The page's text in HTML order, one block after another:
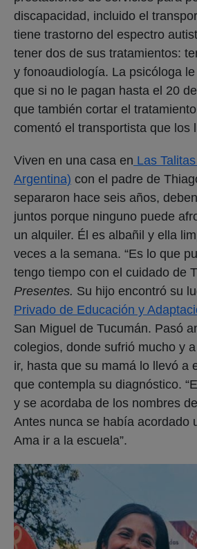
discapacidad, incluido el
tiene trastorno del espectro
tener dos de sus tratamientos:
y fonoaudiología. La psicóloga
que si no le pagan hasta el 20
que también cortar el
comentó el transportista que los
Viven en una casa en Las
Argentina) con el padre de
separaron hace seis años,
juntos porque ninguno puede
un alquiler. Él es albañil y ella
veces a la semana. “Es lo que
tengo tiempo con el cuidado de
Presentes. Su hijo encontró su
Privado de Educación y
San Miguel de Tucumán. Pasó
colegios, donde sufrió mucho y
ir, hasta que su mamá lo llevó a
que contempla su diagnóstico.
y se acordaba de los nombres
Antes nunca se había acordado
Ama ir a la escuela”.